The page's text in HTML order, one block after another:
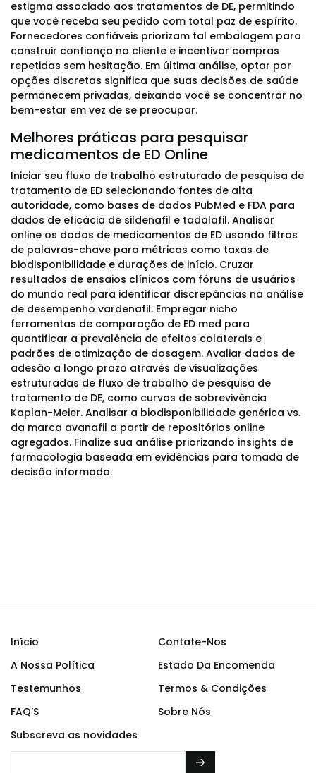
estigma associado aos tratamentos de DE, permitindo
que você receba seu pedido com total paz de espírito.
Fornecedores confiáveis priorizam tal embalagem para
construir confiança no cliente e incentivar compras
repetidas sem hesitação. Em última análise, optar por
opções discretas significa que suas decisões de saúde
permanecem privadas, deixando você se concentrar no
bem-estar em vez de se preocupar.
Melhores práticas para pesquisar
medicamentos de ED Online
Iniciar seu fluxo de trabalho estruturado de pesquisa de
tratamento de ED selecionando fontes de alta
autoridade, como bases de dados PubMed e FDA para
dados de eficácia de sildenafil e tadalafil. Analisar
online os dados de medicamentos de ED usando filtros
de palavras-chave para métricas como taxas de
biodisponibilidade e durações de início. Cruzar
resultados de ensaios clínicos com fóruns de usuários
do mundo real para identificar discrepâncias na análise
de desempenho vardenafil. Empregar nicho
ferramentas de comparação de ED med para
quantificar a prevalência de efeitos colaterais e
padrões de otimização de dosagem. Avaliar dados de
adesão a longo prazo através de visualizações
estruturadas de fluxo de trabalho de pesquisa de
tratamento de DE, como curvas de sobrevivência
Kaplan-Meier. Analisar a biodisponibilidade genérica vs.
da marca avanafil a partir de repositórios online
agregados. Finalize sua análise priorizando insights de
farmacologia baseada em evidências para tomada de
decisão informada.
Início
Contate-Nos
A Nossa Política
Estado Da Encomenda
Testemunhos
Termos & Condições
FAQ’S
Sobre Nós
Subscreva as novidades